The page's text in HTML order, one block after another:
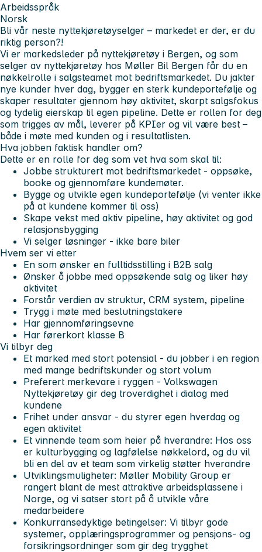
Arbeidsspråk
Norsk
Bli vår neste nyttekjøretøyselger – markedet er der, er du
riktig person?!
Vi er markedsleder på nyttekjøretøy i Bergen, og som
selger av nyttekjøretøy hos Møller Bil Bergen får du en
nøkkelrolle i salgsteamet mot bedriftsmarkedet. Du jakter
nye kunder hver dag, bygger en sterk kundeportefølje og
skaper resultater gjennom høy aktivitet, skarpt salgsfokus
og tydelig eierskap til egen pipeline. Dette er rollen for deg
som trigges av mål, leverer på KPIer og vil være best –
både i møte med kunden og i resultatlisten.
Hva jobben faktisk handler om?
Dette er en rolle for deg som vet hva som skal til:
Jobbe strukturert mot bedriftsmarkedet - oppsøke,
booke og gjennomføre kundemøter.
Bygge og utvikle egen kundeportefølje (vi venter ikke
på at kundene kommer til oss)
Skape vekst med aktiv pipeline, høy aktivitet og god
relasjonsbygging
Vi selger løsninger - ikke bare biler
Hvem ser vi etter
En som ønsker en fulltidsstilling i B2B salg
Ønsker å jobbe med oppsøkende salg og liker høy
aktivitet
Forstår verdien av struktur, CRM system, pipeline
Trygg i møte med beslutningstakere
Har gjennomføringsevne
Har førerkort klasse B
Vi tilbyr deg
Et marked med stort potensial - du jobber i en region
med mange bedriftskunder og stort volum
Preferert merkevare i ryggen - Volkswagen
Nyttekjøretøy gir deg troverdighet i dialog med
kundene
Frihet under ansvar - du styrer egen hverdag og
egen aktivitet
Et vinnende team som heier på hverandre: Hos oss
er kulturbygging og lagfølelse nøkkelord, og du vil
bli en del av et team som virkelig støtter hverandre
Utviklingsmuligheter: Møller Mobility Group er
rangert blant de mest attraktive arbeidsplassene i
Norge, og vi satser stort på å utvikle våre
medarbeidere
Konkurransedyktige betingelser: Vi tilbyr gode
systemer, opplæringsprogrammer og pensjons- og
forsikringsordninger som gir deg trygghet